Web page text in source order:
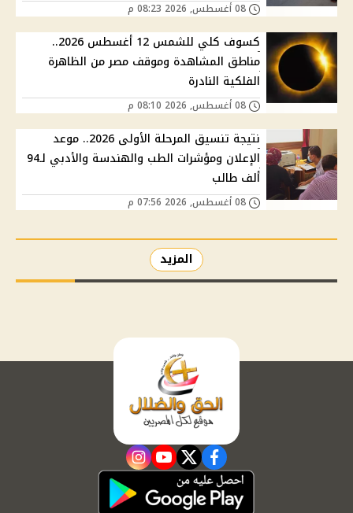
كسوف كلي للشمس 12 أغسطس 2026..
مناطق المشاهدة وموقف مصر من الظاهرة
الفلكية النادرة
نتيجة تنسيق المرحلة الأولى 2026.. موعد
الإعلان ومؤشرات الطب والهندسة والأدبي لـ94
ألف طالب
المزيد
facebook
twitter
youtube
instagram